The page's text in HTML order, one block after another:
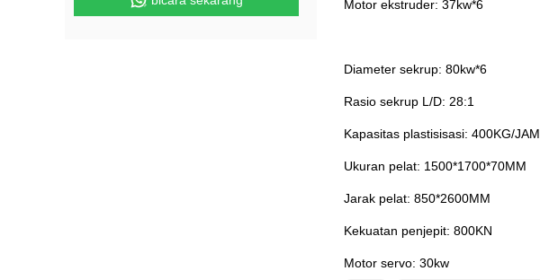
Motor ekstruder: 37kw*6
Diameter sekrup: 80kw*6
Rasio sekrup L/D: 28:1
Kapasitas plastisisasi: 400KG/JAM
Ukuran pelat: 1500*1700*70MM
Jarak pelat: 850*2600MM
Kekuatan penjepit: 800KN
Motor servo: 30kw